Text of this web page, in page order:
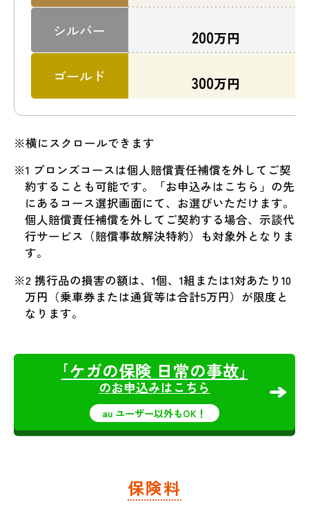
シルバー
ゴールド
200万円
300万円
※横にスクロールできます
※1 ブロンズコースは個人賠償責任補償を外してご契
約することも可能です。「お申込みはこちら」の先
にあるコース選択画面にて、お選びいただけます。
個人賠償責任補償を外してご契約する場合、示談代
行サービス（賠償事故解決特約）も対象外となりま
す。
※2 携行品の損害の額は、1個、1組または1対あたり10
万円（乗車券または通貨等は合計5万円）が限度と
なります。
｢ケガの保険 日常の事故｣
のお申込みはこちら
au ユーザー以外もOK！
保険料